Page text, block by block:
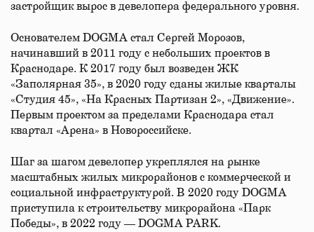
застройщик вырос в девелопера федерального уровня.
Основателем DOGMA стал Сергей Морозов,
начинавший в 2011 году с небольших проектов в
Краснодаре. К 2017 году был возведен ЖК
«Заполярная 35», в 2020 году сданы жилые кварталы
«Студия 45», «На Красных Партизан 2», «Движение».
Первым проектом за пределами Краснодара стал
квартал «Арена» в Новороссийске.
Шаг за шагом девелопер укреплялся на рынке
масштабных жилых микрорайонов с коммерческой и
социальной инфраструктурой. В 2020 году DOGMA
приступила к строительству микрорайона «Парк
Победы», в 2022 году — DOGMA PARK.